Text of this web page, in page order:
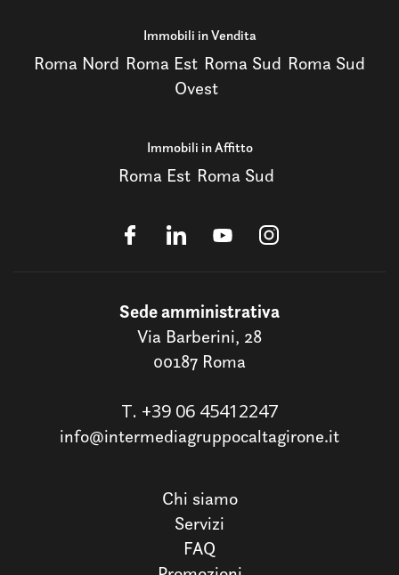
Immobili in Vendita
Roma Nord Roma Est Roma Sud Roma Sud
Ovest
Immobili in Affitto
Roma Est Roma Sud
Sede amministrativa
Via Barberini, 28
00187 Roma
T. +39 06 45412247
info@intermediagruppocaltagirone.it
Chi siamo
Servizi
FAQ